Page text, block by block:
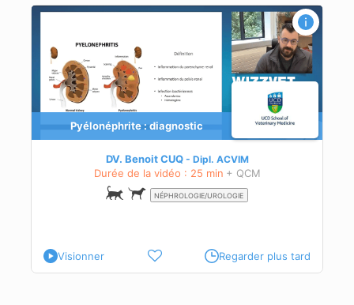
Pyélonéphrite : diagnostic
DV. Benoit CUQ Dipl. ACVIM
Durée de la vidéo : 25 min + QCM
NÉPHROLOGIE/UROLOGIE
Visionner Regarder plus tard